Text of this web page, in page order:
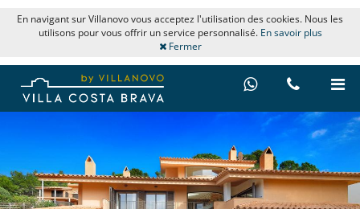
En navigant sur Villanovo vous acceptez l'utilisation des cookies. Nous les
utilisons pour vous offrir un service personnalisé. En savoir plus
Fermer